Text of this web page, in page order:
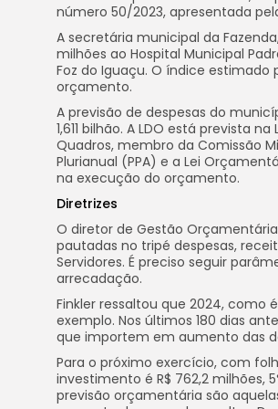
número 50/2023, apresentada
A secretária municipal da
milhões ao Hospital Municipal
Foz do Iguaçu. O índice
orçamento.
A previsão de despesas do
1,611 bilhão. A LDO está prevista
Quadros, membro da Comissão
Plurianual (PPA) e a Lei
na execução do orçamento.
Diretrizes
O diretor de Gestão
pautadas no tripé despesas,
Servidores. É preciso seguir
arrecadação.
Finkler ressaltou que 2024, como
exemplo. Nos últimos 180 dias
que importem em aumento das
Para o próximo exercício, com
investimento é R$ 762,2 milhões,
previsão orçamentária são